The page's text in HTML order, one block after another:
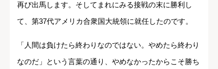
再び出馬します。そしてまれにみる接戦の末に勝利し
て、第37代アメリカ合衆国大統領に就任したのです。
「人間は負けたら終わりなのではない。やめたら終わり
なのだ」という言葉の通り、やめなかったからこそ勝ち